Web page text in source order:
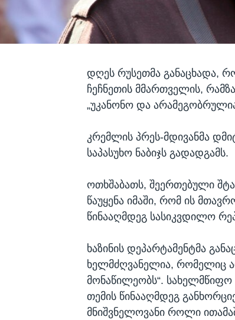
დღეს რუსეთმა განაცხადა,
ჩეჩნეთის მმართველის,
„უკანონო და
კრემლის პრეს-მდივანმა
საპასუხო ნაბიჯს გადადგამს.
ოთხშაბათს, შეერთებული
წაუყენა იმაში, რომ ის
წინააღმდეგ სასიკვდილო
ხაზინის დეპარტამენტმა
ხელმძღვანელია, რომელიც
მონაწილეობს“. სახელმწიფო
თემის წინააღმდეგ
მნიშვნელოვანი როლი